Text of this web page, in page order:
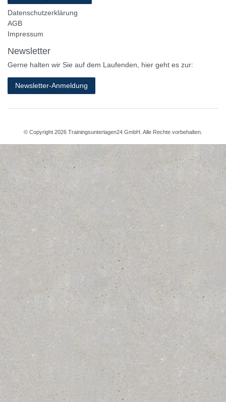
Datenschutzerklärung
AGB
Impressum
Newsletter
Gerne halten wir Sie auf dem Laufenden, hier geht es zur:
Newsletter-Anmeldung
© Copyright 2026 Trainingsunterlagen24 GmbH. Alle Rechte vorbehalten.